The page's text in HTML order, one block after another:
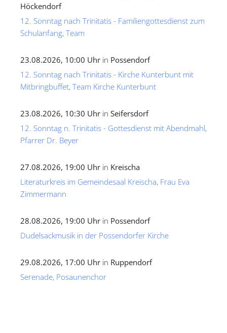
Höckendorf
12. Sonntag nach Trinitatis - Familiengottesdienst zum
Schulanfang, Team
23.08.2026, 10:00 Uhr in Possendorf
12. Sonntag nach Trinitatis - Kirche Kunterbunt mit
Mitbringbuffet, Team Kirche Kunterbunt
23.08.2026, 10:30 Uhr in Seifersdorf
12. Sonntag n. Trinitatis - Gottesdienst mit Abendmahl,
Pfarrer Dr. Beyer
27.08.2026, 19:00 Uhr in Kreischa
Literaturkreis im Gemeindesaal Kreischa, Frau Eva
Zimmermann
28.08.2026, 19:00 Uhr in Possendorf
Dudelsackmusik in der Possendorfer Kirche
29.08.2026, 17:00 Uhr in Ruppendorf
Serenade, Posaunenchor